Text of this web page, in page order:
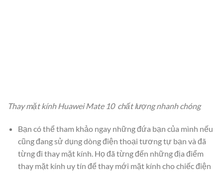
Thay mặt kính Huawei Mate 10 chất lượng nhanh chóng
Bạn có thể tham khảo ngay những đứa bạn của mình nếu
cũng đang sử dụng dòng điện thoại tương tự bạn và đã
từng đi thay mặt kính. Họ đã từng đến những địa điểm
thay mặt kính uy tín để thay mới mặt kính cho chiếc điện